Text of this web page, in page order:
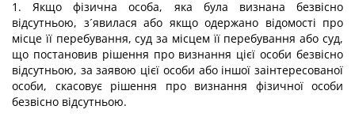
1. Якщо фізична особа, яка була визнана безвісно
відсутньою, з´явилася або якщо одержано відомості про
місце її перебування, суд за місцем її перебування або суд,
що постановив рішення про визнання цієї особи безвісно
відсутньою, за заявою цієї особи або іншої заінтересованої
особи, скасовує рішення про визнання фізичної особи
безвісно відсутньою.